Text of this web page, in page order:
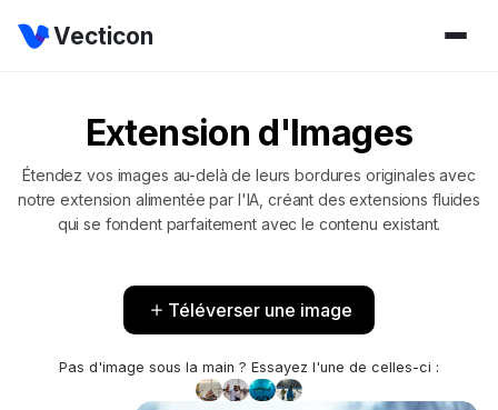
Vecticon
Extension d'Images
Étendez vos images au-delà de leurs bordures originales avec
notre extension alimentée par l'IA, créant des extensions fluides
qui se fondent parfaitement avec le contenu existant.
Téléverser une image
Pas d'image sous la main ? Essayez l'une de celles-ci :